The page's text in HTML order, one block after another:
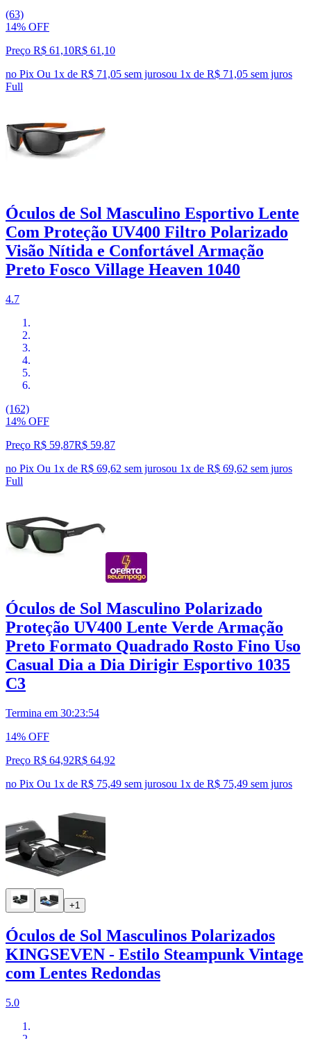
(63)
14% OFF
Preço R$ 61,10R$ 61 ,10
no Pix Ou 1x de R$ 71,05 sem jurosou 1x de R$ 71,05 sem juros
Full
Óculos de Sol Masculino Esportivo Lente
Com Proteção UV400 Filtro Polarizado
Visão Nítida e Confortável Armação
Preto Fosco Village Heaven 1040
4.7
(162)
14% OFF
Preço R$ 59,87R$ 59,87
no Pix Ou 1x de R$ 69,62 sem jurosou 1x de R$ 69,62 sem juros
Full
Óculos de Sol Masculino Polarizado
Proteção UV400 Lente Verde Armação
Preto Formato Quadrado Rosto Fino Uso
Casual Dia a Dia Dirigir Esportivo 1035
C3
Termina em 30:23:53
14% OFF
Preço R$ 64,92R$ 64,92
no Pix Ou 1x de R$ 75,49 sem jurosou 1x de R$ 75,49 sem juros
+1
Óculos de Sol Masculinos Polarizados
KINGSEVEN - Estilo Steampunk Vintage
com Lentes Redondas
5.0